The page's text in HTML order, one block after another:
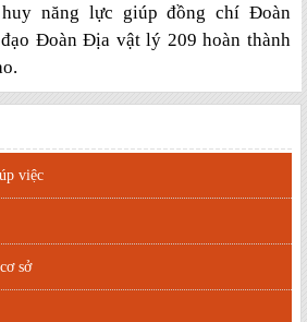
năng lực giúp đồng chí Đoàn
Đoàn Địa vật lý 209 hoàn thành
việc
sở